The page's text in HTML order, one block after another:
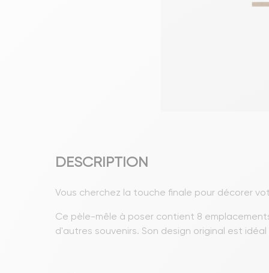
DESCRIPTION
Vous cherchez la touche finale pour décorer
Ce pèle-mêle à poser contient 8
d'autres souvenirs. Son design original est